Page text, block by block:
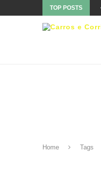
TOP POSTS
Home Tags